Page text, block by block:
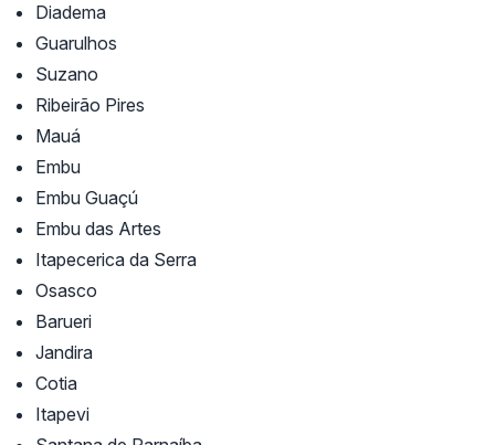
Diadema
Guarulhos
Suzano
Ribeirão Pires
Mauá
Embu
Embu Guaçú
Embu das Artes
Itapecerica da Serra
Osasco
Barueri
Jandira
Cotia
Itapevi